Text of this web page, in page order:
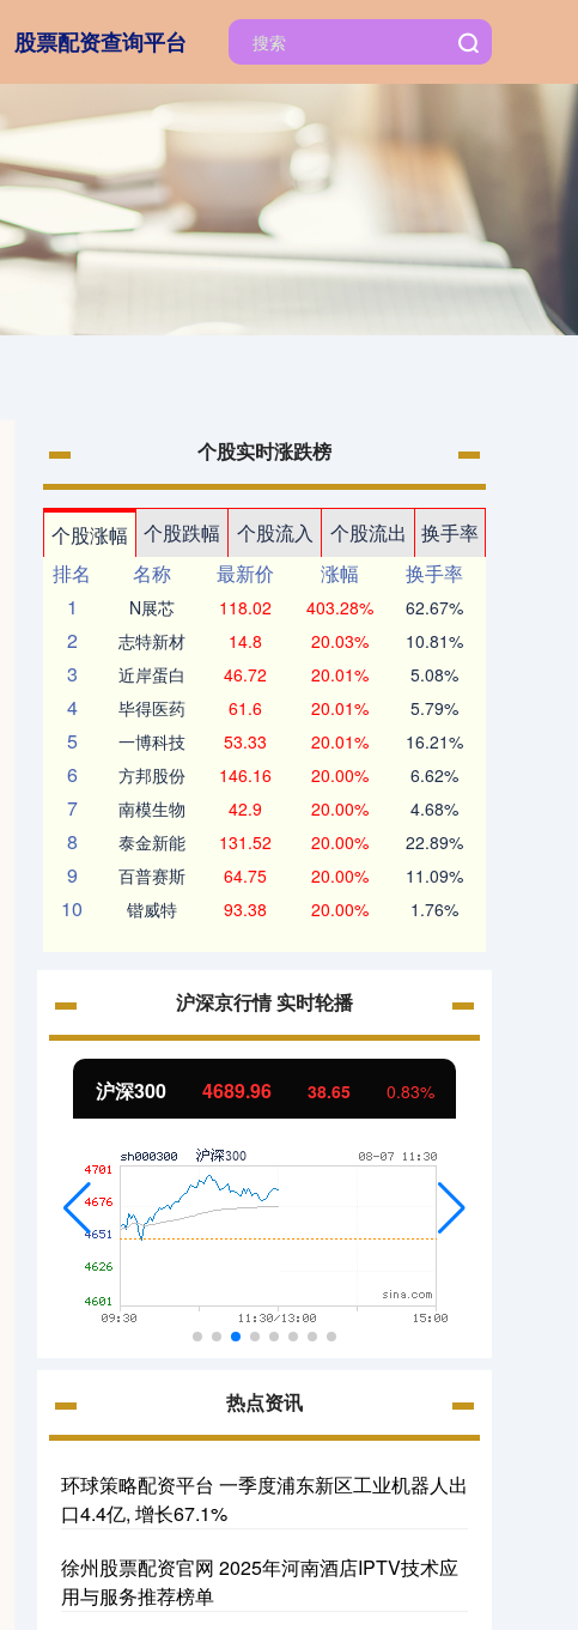
股票配资查询平台
个股实时涨跌榜
个股涨幅 个股跌幅 个股流入 个股流出
换手率
排名
名称 最新价 涨幅
换手率
1
N展芯 118.02 403.28% 62.67%
2 志特新材 14.8 20.03% 10.81%
3 近岸蛋白 46.72 20.01% 5.08%
4 毕得医药 61.6 20.01% 5.79%
5 一博科技 53.33 20.01% 16.21%
6 方邦股份 146.16 20.00% 6.62%
7 南模生物 42.9 20.00% 4.68%
8 泰金新能 131.52 20.00% 22.89%
9 百普赛斯 64.75 20.00% 11.09%
10 锴威特 93.38 20.00% 1.76%
沪深京行情 实时轮播
沪深300 4689.96 38.65 0.83%
热点资讯
环球策略配资平台 一季度浦东新区工业机器人出
口4.4亿, 增长67.1%
徐州股票配资官网 2025年河南酒店IPTV技术应
用与服务推荐榜单